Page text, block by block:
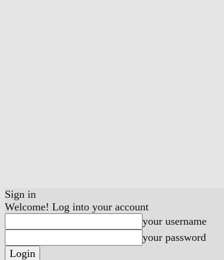
Sign in
Welcome! Log into your account
your username
your password